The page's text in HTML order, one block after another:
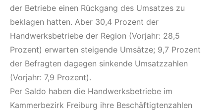
der Betriebe einen Rückgang des Umsatzes zu
beklagen hatten. Aber 30,4 Prozent der
Handwerksbetriebe der Region (Vorjahr: 28,5
Prozent) erwarten steigende Umsätze; 9,7 Prozent
der Befragten dagegen sinkende Umsatzzahlen
(Vorjahr: 7,9 Prozent).
Per Saldo haben die Handwerksbetriebe im
Kammerbezirk Freiburg ihre Beschäftigtenzahlen